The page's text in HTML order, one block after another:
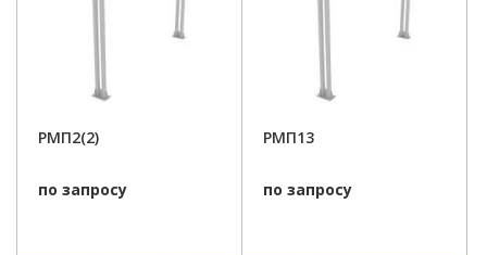
РМП2(2)
по запросу
РМП13
по запросу